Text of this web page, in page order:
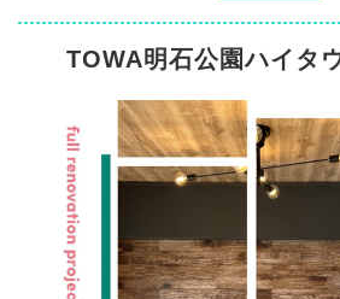
TOWA明石公園ハイタ